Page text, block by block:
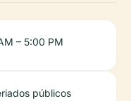
– 5:00 PM
públicos